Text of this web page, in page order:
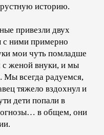
историю.
привезли двух
ними примерно
мои чуть помладше
с женой внуки, и мы
Мы всегда радуемся,
тяжело вздохнул и
дети попали в
в общем, они